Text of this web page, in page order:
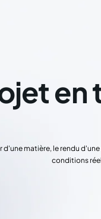
en
d'une matière, le rendu
conditions